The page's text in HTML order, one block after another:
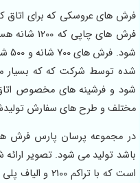
فرش های عروسکی که برای اتاق
فرش های
شده توسط شرکت که که بسیار
شود و فرشینه های مخصوص اتاق
مختلف و طرح های سفارش
در مجموعه پرسان پارس فرش
باشد تولید می شود. تصویر
است که با تراکم